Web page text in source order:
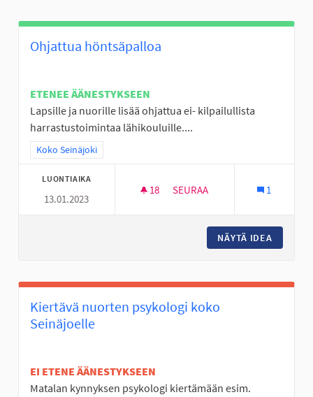
Ohjattua höntsäpalloa
ETENEE ÄÄNESTYKSEEN
Lapsille ja nuorille lisää ohjattua ei- kilpailullista
harrastustoimintaa lähikouluille....
Rajaa tulokset teeman mukaan: Koko Seinäjoki
Koko Seinäjoki
LUONTIAIKA
13.01.2023
18 18 SEURAAJAA
SEURAA 1
NÄYTÄ IDEA
Kiertävä nuorten psykologi koko
Seinäjoelle
EI ETENE ÄÄNESTYKSEEN
Matalan kynnyksen psykologi kiertämään esim.